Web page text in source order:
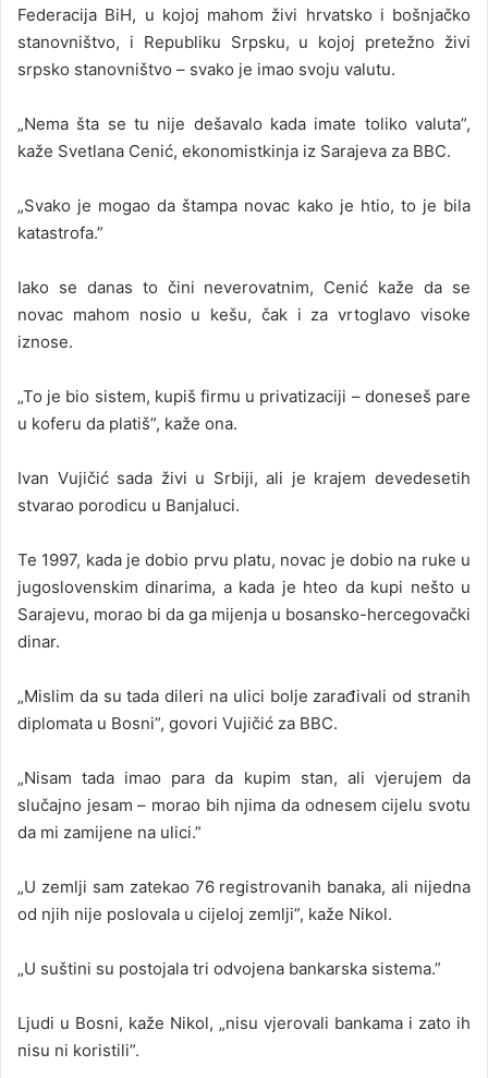
Federacija BiH, u kojoj mahom živi hrvatsko i bošnjačko
stanovništvo, i Republiku Srpsku, u kojoj pretežno živi
srpsko stanovništvo – svako je imao svoju valutu.
„Nema šta se tu nije dešavalo kada imate toliko valuta”,
kaže Svetlana Cenić, ekonomistkinja iz Sarajeva za BBC.
„Svako je mogao da štampa novac kako je htio, to je bila
katastrofa.”
Iako se danas to čini neverovatnim, Cenić kaže da se
novac mahom nosio u kešu, čak i za vrtoglavo visoke
iznose.
„To je bio sistem, kupiš firmu u privatizaciji – doneseš pare
u koferu da platiš”, kaže ona.
Ivan Vujičić sada živi u Srbiji, ali je krajem devedesetih
stvarao porodicu u Banjaluci.
Te 1997, kada je dobio prvu platu, novac je dobio na ruke u
jugoslovenskim dinarima, a kada je hteo da kupi nešto u
Sarajevu, morao bi da ga mijenja u bosansko-hercegovački
dinar.
„Mislim da su tada dileri na ulici bolje zarađivali od stranih
diplomata u Bosni”, govori Vujičić za BBC.
„Nisam tada imao para da kupim stan, ali vjerujem da
slučajno jesam – morao bih njima da odnesem cijelu svotu
da mi zamijene na ulici.”
„U zemlji sam zatekao 76 registrovanih banaka, ali nijedna
od njih nije poslovala u cijeloj zemlji”, kaže Nikol.
„U suštini su postojala tri odvojena bankarska sistema.”
Ljudi u Bosni, kaže Nikol, „nisu vjerovali bankama i zato ih
nisu ni koristili”.